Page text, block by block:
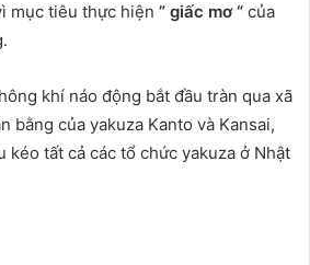
mục tiêu thực hiện ” giấc mơ “ của
khí náo động bắt đầu tràn qua xã
bằng của yakuza Kanto và Kansai,
kéo tất cả các tổ chức yakuza ở Nhật